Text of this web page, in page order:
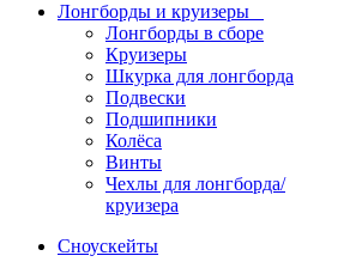
Лонгборды и круизеры
Лонгборды в сборе
Круизеры
Шкурка для лонгборда
Подвески
Подшипники
Колёса
Винты
Чехлы для лонгборда/
круизера
Сноускейты